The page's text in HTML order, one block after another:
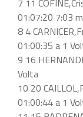
7 11
01:07:20 7:03
8 4
01:00:35 a 1
9 16
Volta
10 20
01:00:44 a 1